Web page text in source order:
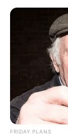
au
FRIDAY PLANS